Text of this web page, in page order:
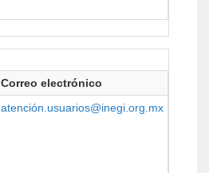
Correo electrónico
atención.usuarios@inegi.org.mx